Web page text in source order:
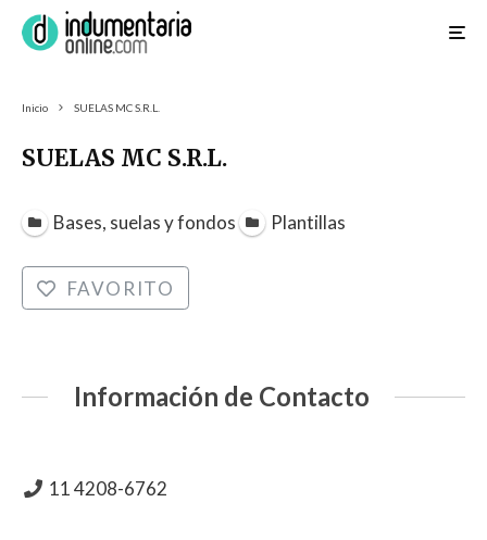
Inicio SUELAS MC S.R.L.
SUELAS MC S.R.L.
Bases, suelas y fondos Plantillas
FAVORITO
Información de Contacto
11 4208-6762